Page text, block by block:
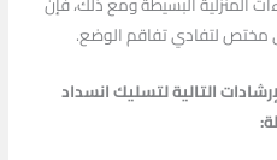
مختص لتفادي تفاقم الوضع.
التالية لتسليك انسداد